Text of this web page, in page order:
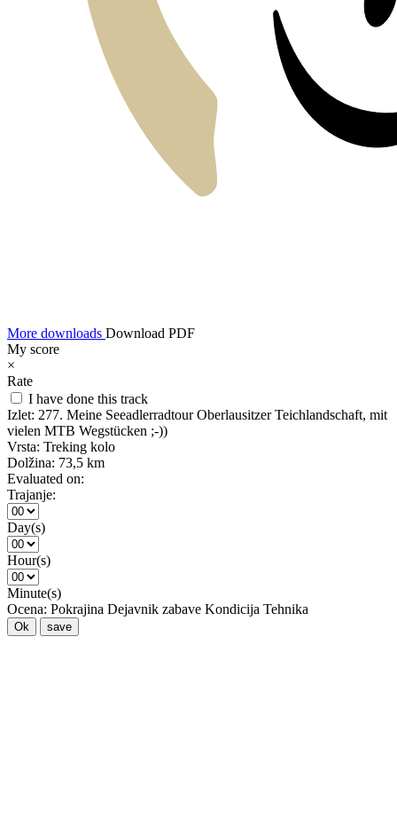
More downloads Download PDF
My score
×
Rate
I have done this track
Izlet: 277. Meine Seeadlerradtour Oberlausitzer Teichlandschaft, mit
vielen MTB Wegstücken ;-))
Vrsta: Treking kolo
Dolžina: 73,5 km
Evaluated on:
Trajanje:
Day(s)
Hour(s)
Minute(s)
Ocena: Pokrajina Dejavnik zabave Kondicija Tehnika
Ok save